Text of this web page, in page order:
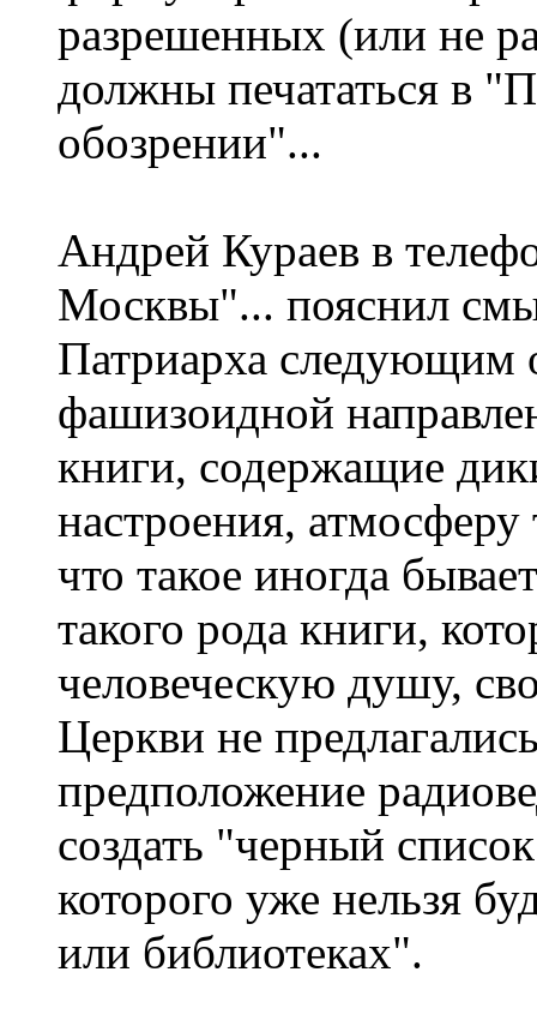
разрешенных (или не
должны печататься в
обозрении"...
Андрей Кураев в
Москвы"... пояснил
Патриарха следующим
фашизоидной
книги, содержащие
настроения, атмосферу
что такое иногда
такого рода книги,
человеческую душу,
Церкви не
предположение
создать "черный
которого уже нельзя
или библиотеках".